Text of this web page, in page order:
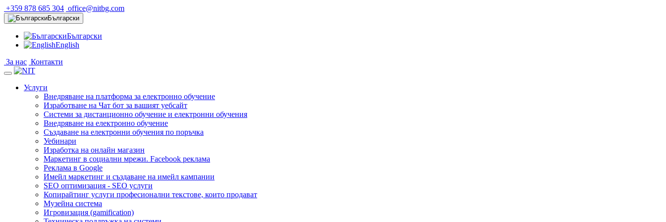
+359 878 685 304 office@nitbg.com
Български
Български
English
За нас Контакти
Услуги
Внедряване на платформа за електронно обучение
Изработване на Чат бот за вашият уебсайт
Системи за дистанционно обучение и електронни обучения
Внедряване на електронно обучение
Създаване на електронни обучения по поръчка
Уебинари
Изработка на онлайн магазин
Маркетинг в социални мрежи. Facebook реклама
Реклама в Google
Имейл маркетинг и създаване на имейл кампании
SEO оптимизация - SEO услуги
Копирайтинг услуги професионални текстове, които продават
Музейна система
Игровизация (gamification)